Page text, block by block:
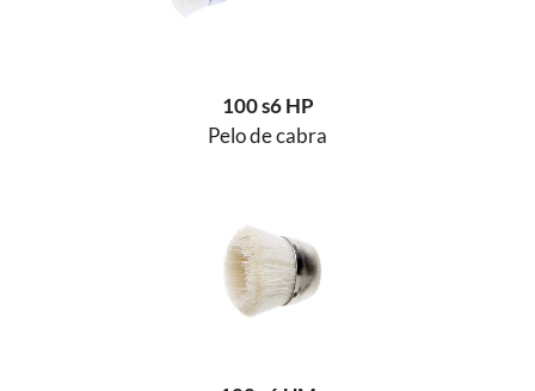
100 s6 HP
Pelo de cabra